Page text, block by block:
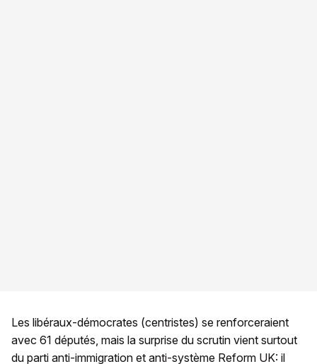
Les libéraux-démocrates (centristes) se renforceraient
avec 61 députés, mais la surprise du scrutin vient surtout
du parti anti-immigration et anti-système Reform UK: il